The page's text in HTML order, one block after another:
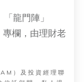
龍門陣」
欄，由理財老
）及投資經理聯